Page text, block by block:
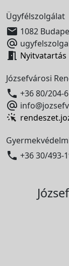
Ügyfélszolgálat
 1082

 Nyitvatartás
Józsefvárosi
 +36 80/204-

 +36 30/493-